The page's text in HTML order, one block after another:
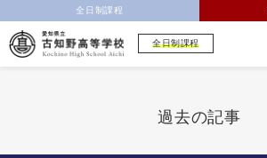
全日制課程
全日制課程
過去の記事